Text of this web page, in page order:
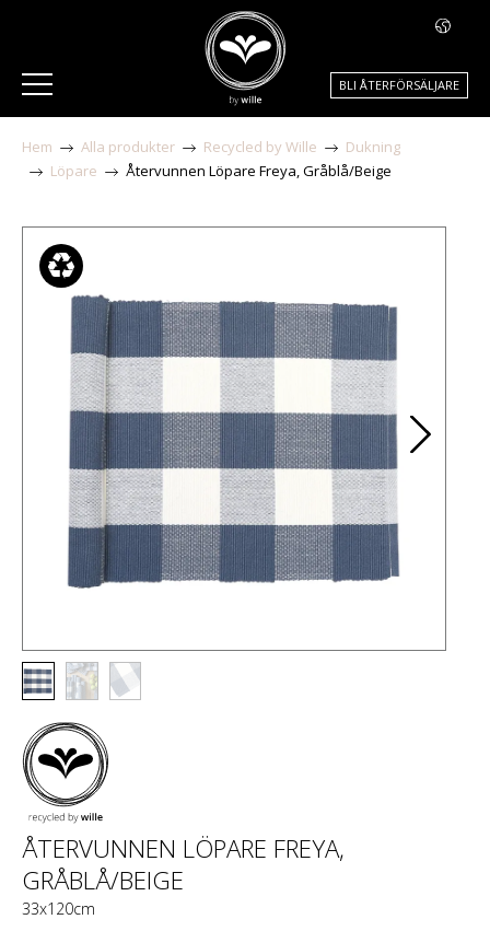
BLI ÅTERFÖRSÄLJARE
Hem Alla produkter Recycled by Wille
Dukning
Löpare
Återvunnen Löpare Freya, Gråblå/Beige
ÅTERVUNNEN LÖPARE FREYA,
GRÅBLÅ/BEIGE
33x120cm